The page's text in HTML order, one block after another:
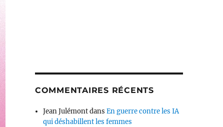
COMMENTAIRES RÉCENTS
Jean JulémontdansEn guerre contre les IA
qui déshabillent les femmes